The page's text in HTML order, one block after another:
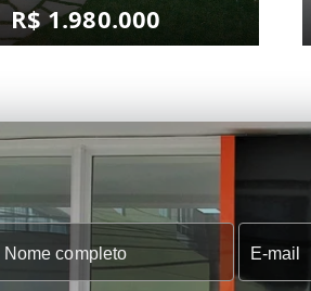
R$ 1.980.000